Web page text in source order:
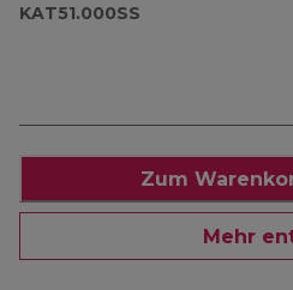
KAT51.000SS
Zum
Mehr